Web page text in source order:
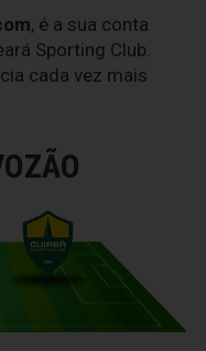
, é a sua conta
Sporting Club.
cada vez mais